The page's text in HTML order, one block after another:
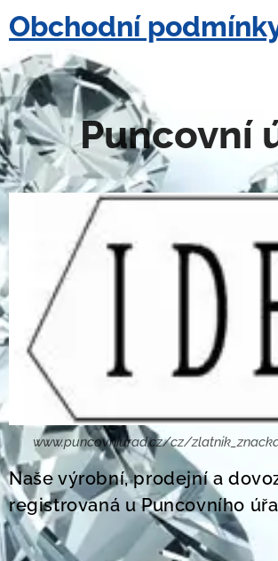
Obchodní
Puncovní
www.puncovniurad.cz/cz/
Naše výrobní, prodejní a
registrovaná u Puncovního